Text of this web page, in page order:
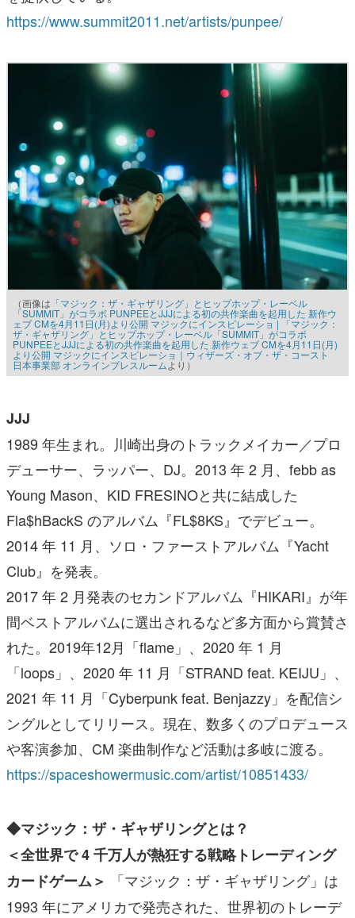
https://www.summit2011.net/artists/punpee/
（画像は 「マジック：ザ・ギャザリング」とヒップホップ・レーベル
「SUMMIT」がコラボ PUNPEEとJJJによる初の共作楽曲を起用した 新作ウ
ェブ CMを4月11日(月)より公開 マジックにインスピレーショ | 「マジック：
ザ・ギャザリング」とヒップホップ・レーベル「SUMMIT」がコラボ
PUNPEEとJJJによる初の共作楽曲を起用した 新作ウェブ CMを4月11日(月)
より公開 マジックにインスピレーショ｜ウィザーズ・オブ・ザ・コースト
日本事業部 オンラインプレスルームより）
JJJ
1989 年生まれ。川崎出身のトラックメイカー／プロ
デューサー、ラッパー、DJ。2013 年 2 月、febb as
Young Mason、KID FRESINOと共に結成した
Fla$hBackS のアルバム『FL$8KS』でデビュー。
2014 年 11 月、ソロ・ファーストアルバム『Yacht
Club』を発表。
2017 年 2 月発表のセカンドアルバム『HIKARI』が年
間ベストアルバムに選出されるなど多方面から賞賛さ
れた。2019年12月「flame」、2020 年 1 月
「loops」、2020 年 11 月「STRAND feat. KEIJU」、
2021 年 11 月「Cyberpunk feat. Benjazzy」を配信シ
ングルとしてリリース。現在、数多くのプロデュース
や客演参加、CM 楽曲制作など活動は多岐に渡る。
https://spaceshowermusic.com/artist/10851433/
◆マジック：ザ・ギャザリングとは？
＜全世界で 4 千万人が熱狂する戦略トレーディング
カードゲーム＞
「マジック：ザ・ギャザリング」は
1993 年にアメリカで発売された、世界初のトレーデ